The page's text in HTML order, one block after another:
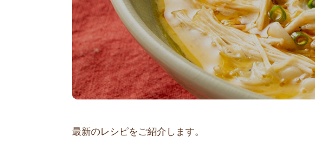
最新のレシピをご紹介します。